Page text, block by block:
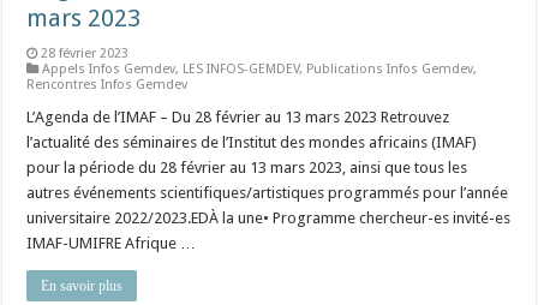
mars 2023
28 février 2023
Appels Infos Gemdev, LES INFOS-GEMDEV, Publications Infos Gemdev,
Rencontres Infos Gemdev
L’Agenda de l’IMAF – Du 28 février au 13 mars 2023 Retrouvez
l’actualité des séminaires de l’Institut des mondes africains (IMAF)
pour la période du 28 février au 13 mars 2023, ainsi que tous les
autres événements scientifiques/artistiques programmés pour l’année
universitaire 2022/2023.EDÀ la une• Programme chercheur-es invité-es
IMAF-UMIFRE Afrique …
En savoir plus